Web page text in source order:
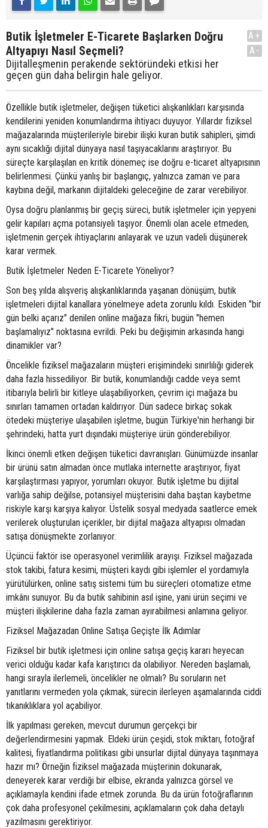
Butik İşletmeler E-Ticarete Başlarken Doğru
Altyapıyı Nasıl Seçmeli?
Dijitalleşmenin perakende sektöründeki etkisi her
geçen gün daha belirgin hale geliyor.
A+
A-
Özellikle butik işletmeler, değişen tüketici alışkanlıkları karşısında
kendilerini yeniden konumlandırma ihtiyacı duyuyor. Yıllardır fiziksel
mağazalarında müşterileriyle birebir ilişki kuran butik sahipleri, şimdi
aynı sıcaklığı dijital dünyaya nasıl taşıyacaklarını araştırıyor. Bu
süreçte karşılaşılan en kritik dönemeç ise doğru e-ticaret altyapısının
belirlenmesi. Çünkü yanlış bir başlangıç, yalnızca zaman ve para
kaybına değil, markanın dijitaldeki geleceğine de zarar verebiliyor.
Oysa doğru planlanmış bir geçiş süreci, butik işletmeler için yepyeni
gelir kapıları açma potansiyeli taşıyor. Önemli olan acele etmeden,
işletmenin gerçek ihtiyaçlarını anlayarak ve uzun vadeli düşünerek
karar vermek.
Butik İşletmeler Neden E-Ticarete Yöneliyor?
Son beş yılda alışveriş alışkanlıklarında yaşanan dönüşüm, butik
işletmeleri dijital kanallara yönelmeye adeta zorunlu kıldı. Eskiden "bir
gün belki açarız" denilen online mağaza fikri, bugün "hemen
başlamalıyız" noktasına evrildi. Peki bu değişimin arkasında hangi
dinamikler var?
Öncelikle fiziksel mağazaların müşteri erişimindeki sınırlılığı giderek
daha fazla hissediliyor. Bir butik, konumlandığı cadde veya semt
itibarıyla belirli bir kitleye ulaşabiliyorken, çevrim içi mağaza bu
sınırları tamamen ortadan kaldırıyor. Dün sadece birkaç sokak
ötedeki müşteriye ulaşabilen işletme, bugün Türkiye'nin herhangi bir
şehrindeki, hatta yurt dışındaki müşteriye ürün gönderebiliyor.
İkinci önemli etken değişen tüketici davranışları. Günümüzde insanlar
bir ürünü satın almadan önce mutlaka internette araştırıyor, fiyat
karşılaştırması yapıyor, yorumları okuyor. Butik işletme bu dijital
varlığa sahip değilse, potansiyel müşterisini daha baştan kaybetme
riskiyle karşı karşıya kalıyor. Üstelik sosyal medyada saatlerce emek
verilerek oluşturulan içerikler, bir dijital mağaza altyapısı olmadan
satışa dönüşmekte zorlanıyor.
Üçüncü faktör ise operasyonel verimlilik arayışı. Fiziksel mağazada
stok takibi, fatura kesimi, müşteri kaydı gibi işlemler el yordamıyla
yürütülürken, online satış sistemi tüm bu süreçleri otomatize etme
imkânı sunuyor. Bu da butik sahibinin asıl işine, yani ürün seçimi ve
müşteri ilişkilerine daha fazla zaman ayırabilmesi anlamına geliyor.
Fiziksel Mağazadan Online Satışa Geçişte İlk Adımlar
Fiziksel bir butik işletmesi için online satışa geçiş kararı heyecan
verici olduğu kadar kafa karıştırıcı da olabiliyor. Nereden başlamalı,
hangi sırayla ilerlemeli, öncelikler ne olmalı? Bu soruların net
yanıtlarını vermeden yola çıkmak, sürecin ilerleyen aşamalarında ciddi
tıkanıklıklara yol açabiliyor.
İlk yapılması gereken, mevcut durumun gerçekçi bir
değerlendirmesini yapmak. Eldeki ürün çeşidi, stok miktarı, fotoğraf
kalitesi, fiyatlandırma politikası gibi unsurlar dijital dünyaya taşınmaya
hazır mı? Örneğin fiziksel mağazada müşterinin dokunarak,
deneyerek karar verdiği bir elbise, ekranda yalnızca görsel ve
açıklamayla kendini ifade etmek zorunda. Bu da ürün fotoğraflarının
çok daha profesyonel çekilmesini, açıklamaların çok daha detaylı
yazılmasını gerektiriyor.